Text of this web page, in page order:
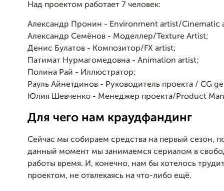
Над проектом работает 7 человек:
Александр Пронин - Environment artist/Cinematic
Александр Семёнов - Моделлер/Texture Artist;
Денис Булатов - Композитор/FX artist;
Патимат Нурмагомедовна - Animation artist;
Полина Рай - Иллюстратор;
Рауль Айнетдинов - Руководитель проекта / CG
Юлия Шевченко - Менеджер проекта/Product
Для чего нам краудфандинг
Сейчас мы собираем средства на первый сезон,
данный момент мы занимаемся сериалом в
работы время. И, конечно, нам бы хотелось
проектом, не отвлекаясь на что-либо ещё.